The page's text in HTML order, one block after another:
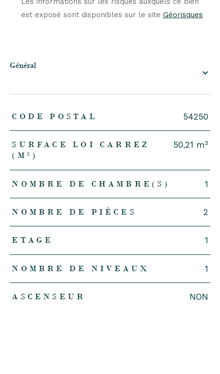
est exposé sont disponibles sur le site Géorisques
général
TRAD_ZEPHYR_Caracteristique TRAD_ZEPHYR_Valeurs
CODE POSTAL 54250
SURFACE LOI CARREZ
(M²)
50,21 m²
NOMBRE DE CHAMBRE(S) 1
NOMBRE DE PIÈCES 2
ETAGE 1
NOMBRE DE NIVEAUX 1
ASCENSEUR NON